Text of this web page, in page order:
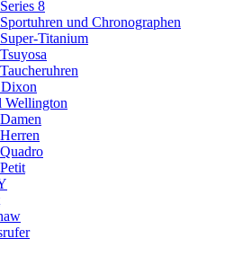
Series 8
Sportuhren und Chronographen
Super-Titanium
Tsuyosa
Taucheruhren
Wellington
Damen
Herren
Quadro
Petit